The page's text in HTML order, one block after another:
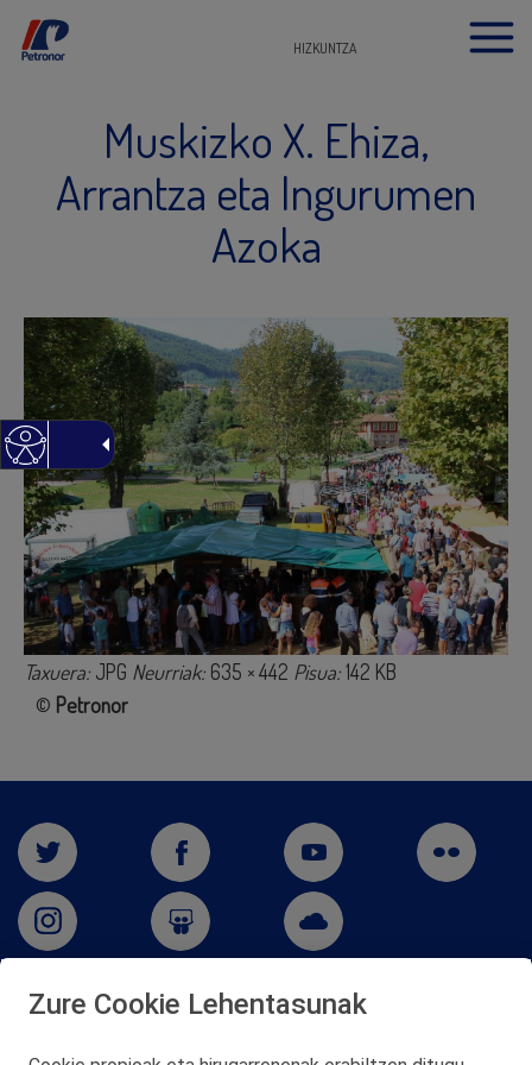
HIZKUNTZA
Muskizko X. Ehiza,
Arrantza eta Ingurumen
Azoka
Taxuera: JPG Neurriak: 635 × 442 Pisua:142 KB
© Petronor
Zure Cookie Lehentasunak